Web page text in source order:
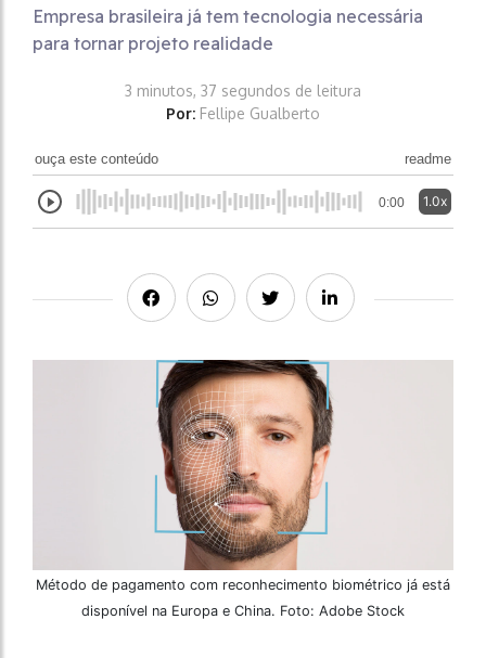
Empresa brasileira já tem tecnologia necessária
para tornar projeto realidade
3 minutos, 37 segundos de leitura
Por: Fellipe Gualberto
ouça este conteúdo readme
0:00 1.0x
Método de pagamento com reconhecimento biométrico já está
disponível na Europa e China. Foto: Adobe Stock